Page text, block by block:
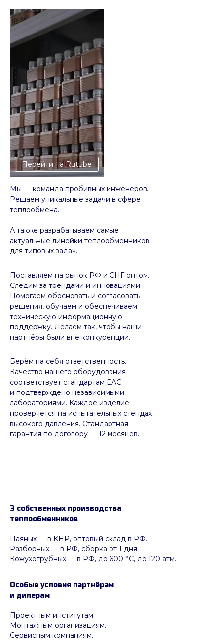
Мы — команда пробивных инженеров.
Решаем уникальные задачи в сфере
теплообмена.
А также разрабатываем самые
актуальные линейки теплообменников
для типовых задач.
Берём на себя ответственность.
Качество нашего оборудования
соответствует стандартам EAC
и подтверждено независимыми
лабораториями. Каждое изделие
проверяется на испытательных стендах
высокого давления. Стандартная
гарантия по договору — 12 месяцев.
Поставляем на рынок РФ и СНГ оптом.
Следим за трендами и инновациями.
Помогаем обосновать и согласовать
решения, обучаем и обеспечиваем
техническую информационную
поддержку. Делаем так, чтобы наши
партнёры были вне конкуренции.
Перейти на Rutube
3 собственных производства
теплообменников
Паяных — в КНР, оптовый склад в РФ.
Разборных — в РФ, сборка от 1 дня.
Кожухотрубных — в РФ, до 600 °C, до 120 атм.
Особые условия партнёрам
и дилерам
Проектным институтам.
Монтажным организациям.
Сервисным компаниям.